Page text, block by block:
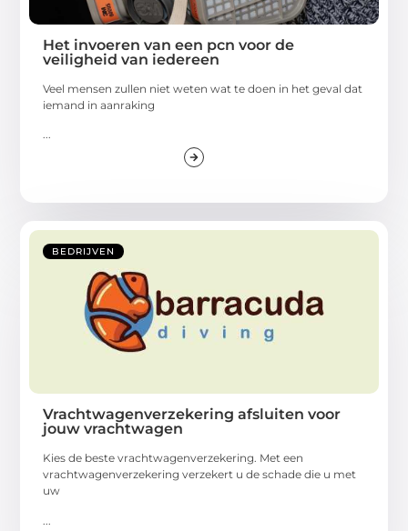
Het invoeren van een pcn voor de
veiligheid van iedereen
Veel mensen zullen niet weten wat te doen in het geval dat
iemand in aanraking
...
BEDRIJVEN
Vrachtwagenverzekering afsluiten voor
jouw vrachtwagen
Kies de beste vrachtwagenverzekering. Met een
vrachtwagenverzekering verzekert u de schade die u met
uw